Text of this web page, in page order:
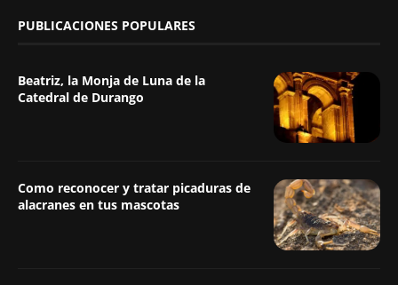
PUBLICACIONES POPULARES
Beatriz, la Monja de Luna de la
Catedral de Durango
Como reconocer y tratar picaduras de
alacranes en tus mascotas